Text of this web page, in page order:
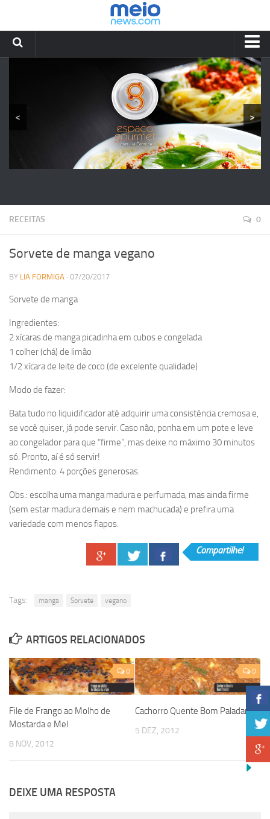
YOUTUBE
LIA FORMIGA
< >
RECEITAS 0
Sorvete de manga vegano
BY LIA FORMIGA · 07/20/2017
Sorvete de manga
Ingredientes:
2 xícaras de manga picadinha em cubos e congelada
1 colher (chá) de limão
1/2 xícara de leite de coco (de excelente qualidade)
Modo de fazer:
Bata tudo no liquidificador até adquirir uma consistência cremosa e,
se você quiser, já pode servir. Caso não, ponha em um pote e leve
ao congelador para que “firme”, mas deixe no máximo 30 minutos
só. Pronto, aí é só servir!
Rendimento: 4 porções generosas.
Obs.: escolha uma manga madura e perfumada, mas ainda firme
(sem estar madura demais e nem machucada) e prefira uma
variedade com menos fiapos.
Compartilhe!
Tags: manga Sorvete vegano
ARTIGOS RELACIONADOS
0
File de Frango ao Molho de
Mostarda e Mel
8 NOV, 2012
0
Cachorro Quente Bom Paladar
5 DEZ, 2012
DEIXE UMA RESPOSTA